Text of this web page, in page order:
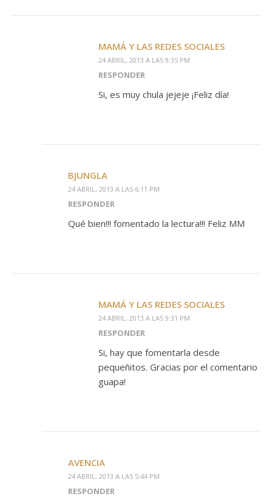
MAMÁ Y LAS REDES SOCIALES
24 ABRIL, 2013 A LAS 9:35 PM
RESPONDER
Si, es muy chula jejeje ¡Feliz día!
BJUNGLA
24 ABRIL, 2013 A LAS 6:11 PM
RESPONDER
Qué bien!!! fomentado la lectura!!! Feliz MM
MAMÁ Y LAS REDES SOCIALES
24 ABRIL, 2013 A LAS 9:31 PM
RESPONDER
Si, hay que fomentarla desde
pequeñitos. Gracias por el comentario
guapa!
AVENCIA
24 ABRIL, 2013 A LAS 5:44 PM
RESPONDER